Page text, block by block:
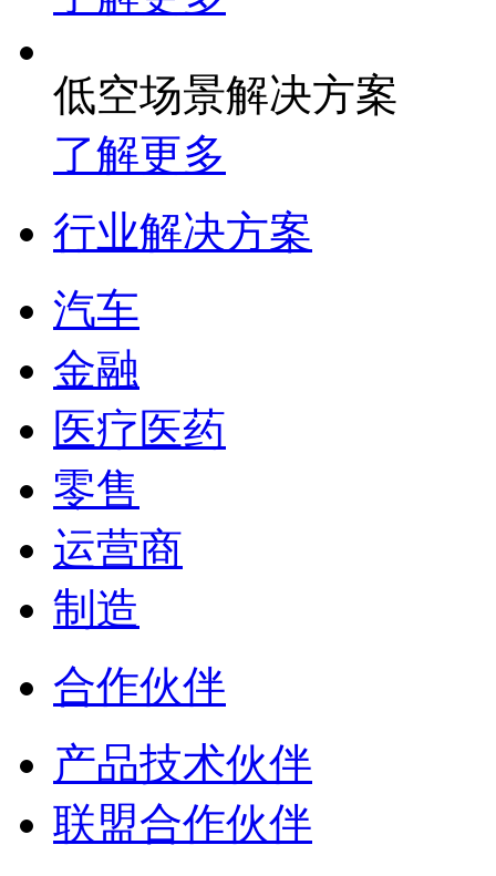
低空场景解决方案
了解更多
行业解决方案
汽车
金融
医疗医药
零售
运营商
制造
合作伙伴
产品技术伙伴
联盟合作伙伴